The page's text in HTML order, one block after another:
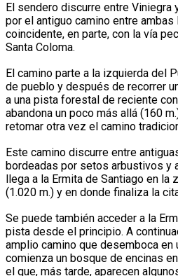
El sendero discurre entre Viniegra
por el antiguo camino entre
coincidente, en parte, con la vía
Santa Coloma.
El camino parte a la izquierda del
de pueblo y después de recorrer
a una pista forestal de reciente
abandona un poco más allá (160
retomar otra vez el camino
Este camino discurre entre
bordeadas por setos arbustivos y
llega a la Ermita de Santiago en la
(1.020 m.) y en donde finaliza la
Se puede también acceder a la
pista desde el principio. A
amplio camino que desemboca en
comienza un bosque de encinas en
el que, más tarde, aparecen